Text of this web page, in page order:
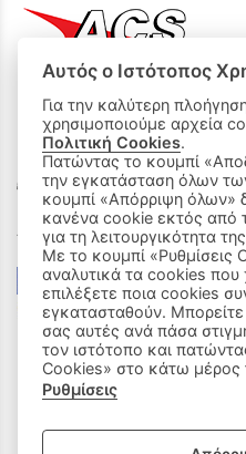
ΟΙ ΑΓΟΡΕΣ ΜΟΥ
Καλάθι Αγορών
Δεχόμαστε όλες τις
Αυτός ο Ιστότοπος
Για την καλύτερη
χρησιμοποιούμε αρχεία
Πολιτική Cookies.
Πατώντας το κουμπί «Αποδοχή όλων» αποδέχεστε
την εγκατάσταση όλων
κουμπί «Απόρριψη όλων»
κανένα cookie εκτός από
για τη λειτουργικότητα
Με το κουμπί «Ρυθμίσεις
αναλυτικά τα cookies που
επιλέξετε ποια cookies
εγκατασταθούν. Μπορείτε
σας αυτές ανά πάσα
τον ιστότοπο και
Cookies» στο κάτω μέρος
Ρυθμίσεις